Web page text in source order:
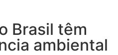
Brasil têm
ambiental